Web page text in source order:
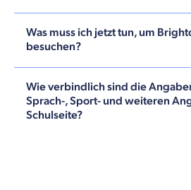
Was muss ich jetzt tun, um
besuchen?
Wie verbindlich sind die
Sprach-, Sport- und weiteren
Schulseite?